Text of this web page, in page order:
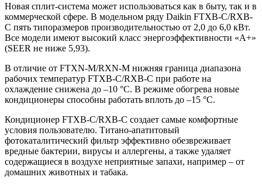
Новая сплит-система может использоваться как в быту, так и в
коммерческой сфере. В модельном ряду Daikin FTXB-C/RXB-
C пять типоразмеров производительностью от 2,0 до 6,0 кВт.
Все модели имеют высокий класс энергоэффективности «А+»
(SEER не ниже 5,93).
В отличие от FTXN-M/RXN-M нижняя граница диапазона
рабочих температур FTXB-C/RXB-C при работе на
охлаждение снижена до –10 °C. В режиме обогрева новые
кондиционеры способны работать вплоть до –15 °C.
Кондиционер FTXB-C/RXB-C создает самые комфортные
условия пользователю. Титано-апатитовый
фотокаталитический фильтр эффективно обезвреживает
вредные бактерии, вирусы и аллергены, а также удаляет
содержащиеся в воздухе неприятные запахи, например – от
домашних животных и табака.